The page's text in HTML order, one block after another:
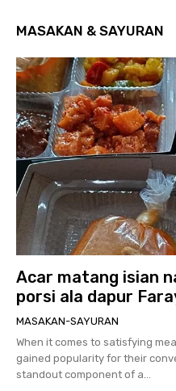
MASAKAN & SAYURAN
Acar matang isian
porsi ala dapur
MASAKAN-SAYURAN
When it comes to satisfying
gained popularity for their
standout component of a...